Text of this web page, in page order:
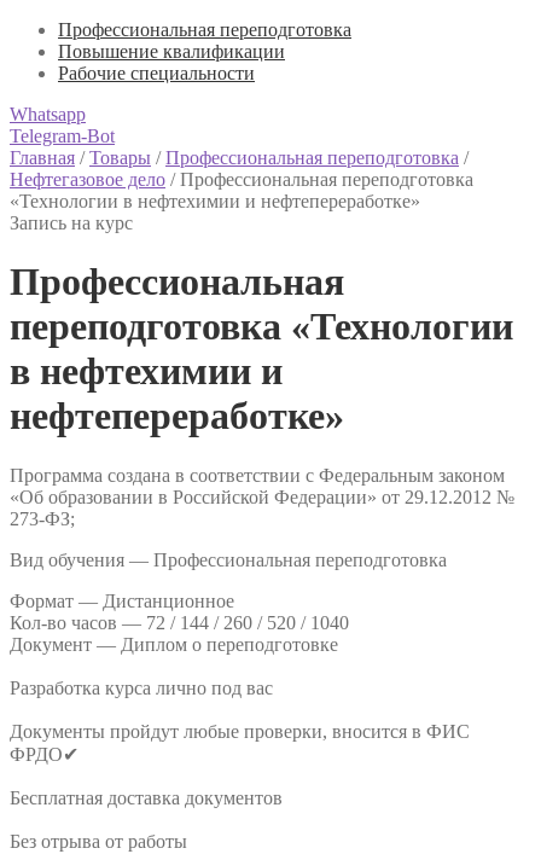
Профессиональная переподготовка
Повышение квалификации
Рабочие специальности
Whatsapp
Telegram-Bot
Главная /Товары /Профессиональная переподготовка /
Нефтегазовое дело /Профессиональная переподготовка
«Технологии в нефтехимии и нефтепереработке»
Запись на курс
Профессиональная
переподготовка «Технологии
в нефтехимии и
нефтепереработке»
Программа создана в соответствии с Федеральным законом
«Об образовании в Российской Федерации» от 29.12.2012 №
273-ФЗ;
Вид обучения — Профессиональная переподготовка
Формат — Дистанционное
Кол-во часов — 72 / 144 / 260 / 520 / 1040
Документ — Диплом о переподготовке
Разработка курса лично под вас
Документы пройдут любые проверки, вносится в ФИС
ФРДО✔
Бесплатная доставка документов
Без отрыва от работы